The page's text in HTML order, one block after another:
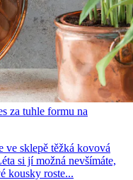
za tuhle formu na
ve sklepě těžká kovová
si jí možná nevšímáte,
kousky roste...